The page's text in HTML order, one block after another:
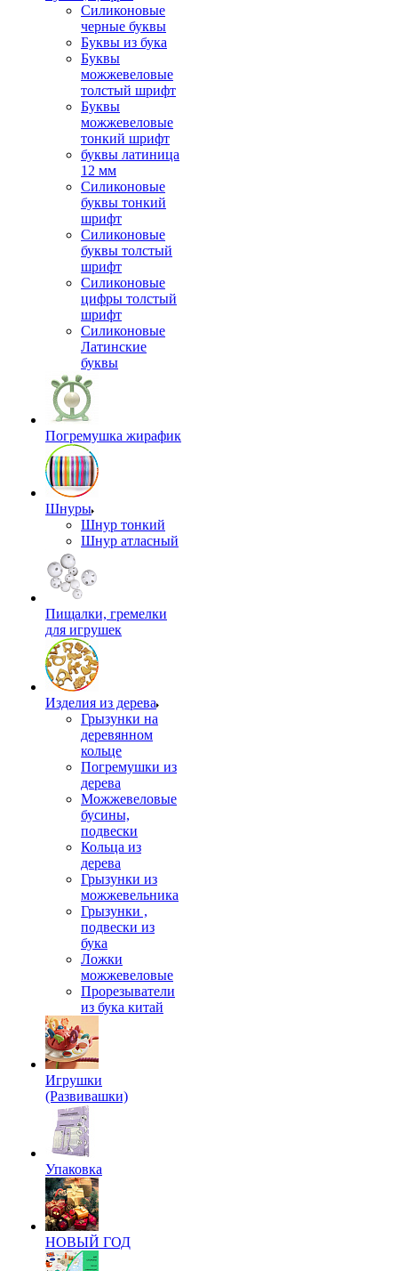
Силиконовые
черные буквы
Буквы из бука
Буквы
можжевеловые
толстый шрифт
Буквы
можжевеловые
тонкий шрифт
буквы латиница
12 мм
Силиконовые
буквы тонкий
шрифт
Силиконовые
буквы толстый
шрифт
Силиконовые
цифры толстый
шрифт
Силиконовые
Латинские
буквы
Погремушка жирафик
Шнуры
Шнур тонкий
Шнур атласный
Пищалки, гремелки
для игрушек
Изделия из дерева
Грызунки на
деревянном
кольце
Погремушки из
дерева
Можжевеловые
бусины,
подвески
Кольца из
дерева
Грызунки из
можжевельника
Грызунки ,
подвески из
бука
Ложки
можжевеловые
Прорезыватели
из бука китай
Игрушки
(Развивашки)
Упаковка
НОВЫЙ ГОД